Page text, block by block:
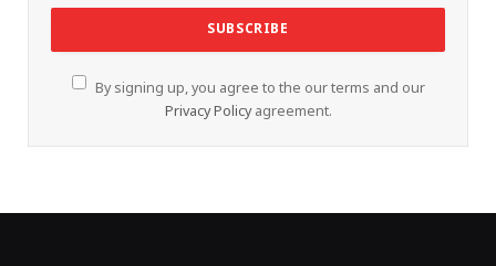
By signing up, you agree to the our terms and our
Privacy Policyagreement.